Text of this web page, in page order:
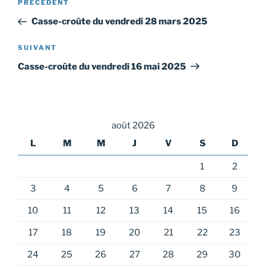
l’article
Article
précédent
PRÉCÉDENT
Casse-croûte du vendredi 28 mars 2025
Article
suivant
SUIVANT
Casse-croûte du vendredi 16 mai 2025
août 2026
L
M M J V S D
1 2
3 4 5 6 7 8 9
10 11 12 13 14 15 16
17 18 19 20 21 22 23
24 25 26 27 28 29 30